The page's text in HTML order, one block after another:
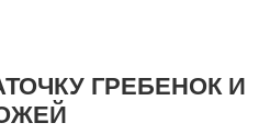
ГРЕБЕНОК И